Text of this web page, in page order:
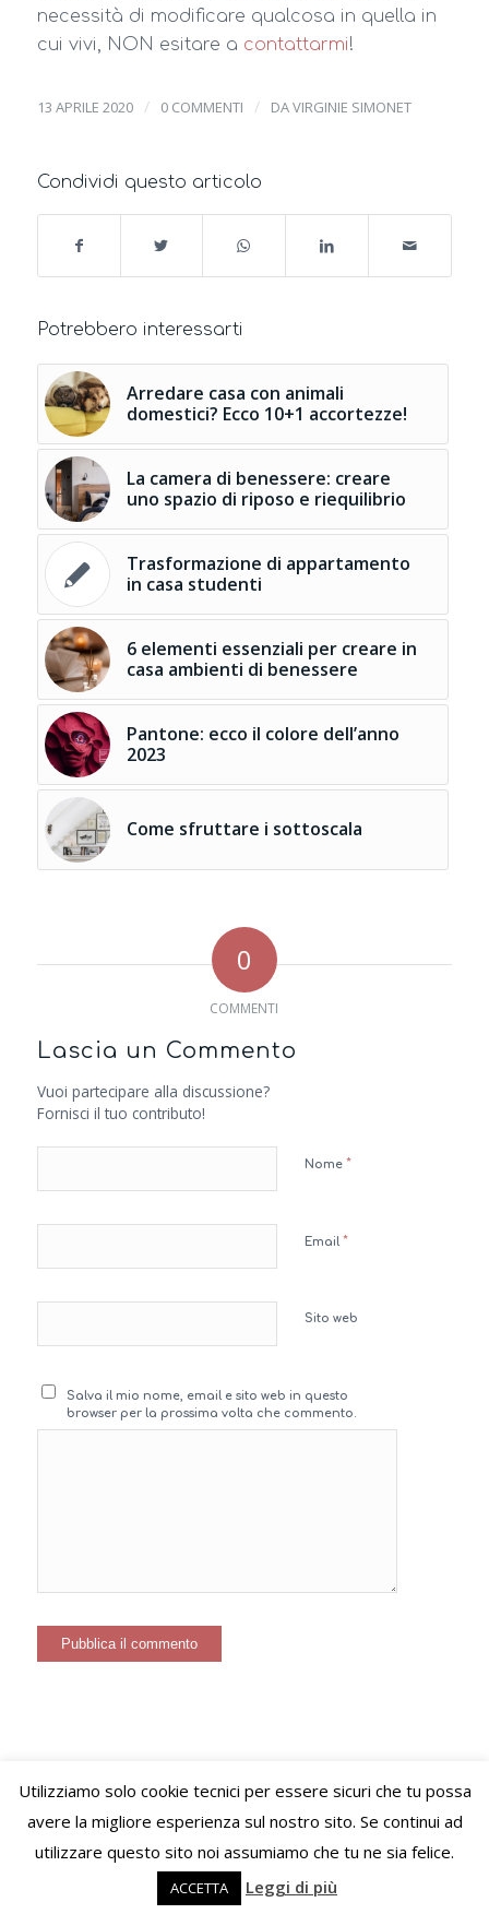
necessità di modificare qualcosa in quella in
cui vivi, NON esitare a contattarmi!
13 APRILE 2020 / 0 COMMENTI / DAVIRGINIE SIMONET
Condividi questo articolo
Potrebbero interessarti
Arredare casa con animali
domestici? Ecco 10+1 accortezze!
La camera di benessere: creare
uno spazio di riposo e riequilibrio
Trasformazione di appartamento
in casa studenti
6 elementi essenziali per creare in
casa ambienti di benessere
Pantone: ecco il colore dell’anno
2023
Come sfruttare i sottoscala
0
COMMENTI
Lascia un Commento
Vuoi partecipare alla discussione?
Fornisci il tuo contributo!
Nome *
Email *
Sito web
Salva il mio nome, email e sito web in questo
browser per la prossima volta che commento.
© Copyright – VIVERE LO STILE di Virginie Letitia Simonet - Alessandria
(AL) C.F. SMNVGN78B65Z110I P.Iva 02489520060 PEC:
viverelostile@pec.it
Sito a cura di Linda e Stefano - Iloa.it
Utilizziamo solo cookie tecnici per essere sicuri che tu possa
avere la migliore esperienza sul nostro sito. Se continui ad
utilizzare questo sito noi assumiamo che tu ne sia felice.
ACCETTA Leggi di più